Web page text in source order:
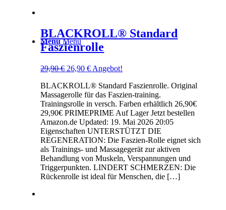
Menü Menü
BLACKROLL® Standard
Faszienrolle
29,90€ Ursprünglicher
war:
29,90 €
26,90€Aktueller
ist:
26,90 €.
Angebot!
BLACKROLL® Standard Faszienrolle. Original
Massagerolle für das Faszien-training.
Trainingsrolle in versch. Farben erhältlich 26,90€
29,90€ PRIMEPRIME Auf Lager Jetzt bestellen
Amazon.de Updated: 19. Mai 2026 20:05
Eigenschaften UNTERSTÜTZT DIE
REGENERATION: Die Faszien-Rolle eignet sich
als Trainings- und Massagegerät zur aktiven
Behandlung von Muskeln, Verspannungen und
Triggerpunkten. LINDERT SCHMERZEN: Die
Rückenrolle ist ideal für Menschen, die […]